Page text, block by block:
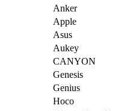
Anker
Apple
Asus
Aukey
CANYON
Genesis
Genius
Hoco